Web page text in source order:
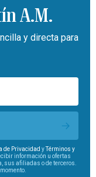
A.M.
y directa para
de Privacidad yTérminos y
información u ofertas
sus afiliadas o de terceros.